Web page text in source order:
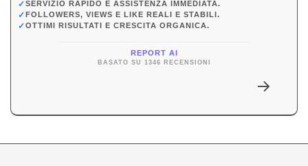
✓SERVIZIO RAPIDO E ASSISTENZA IMMEDIATA.
✓FOLLOWERS, VIEWS E LIKE REALI E STABILI.
✓OTTIMI RISULTATI E CRESCITA ORGANICA.
REPORT AI
BASATO SU 1346 RECENSIONI